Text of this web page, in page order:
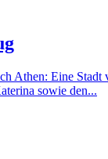
Athen: Eine
sowie den...